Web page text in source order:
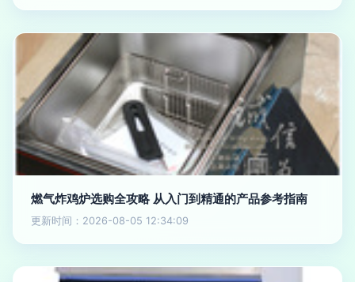
燃气炸鸡炉选购全攻略 从入门到精通的产品参考指南
更新时间：2026-08-05 12:34:09